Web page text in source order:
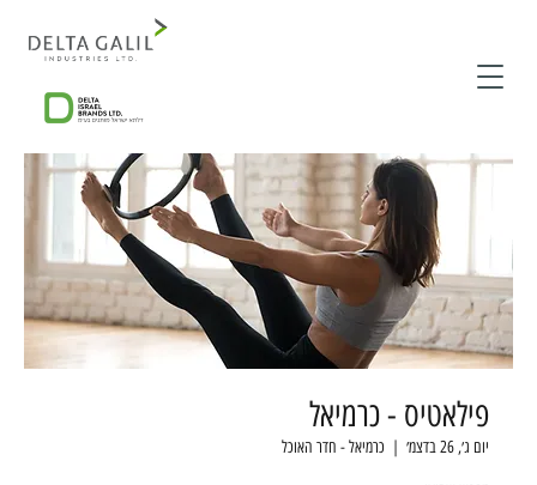
פילאטיס - כרמיאל
יום ג׳, 26 בדצמ׳
  |
כרמיאל - חדר האוכל